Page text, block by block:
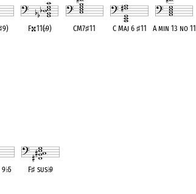
9) F 11(♭9) CM7♯11 C Maj 6 ♯11 A min 13 no 11
9♭5 F♯sus♭9